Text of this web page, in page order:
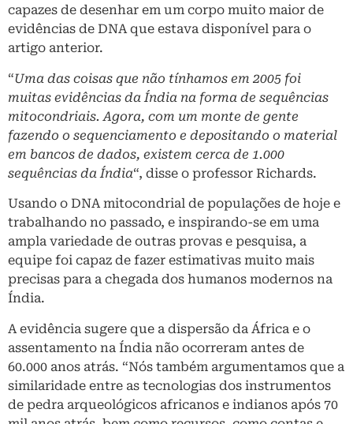
capazes de desenhar em um corpo muito maior de
evidências de DNA que estava disponível para o
artigo anterior.
“Uma das coisas que não tínhamos em 2005 foi
muitas evidências da Índia na forma de sequências
mitocondriais. Agora, com um monte de gente
fazendo o sequenciamento e depositando o material
em bancos de dados, existem cerca de 1.000
sequências da Índia“, disse o professor Richards.
Usando o DNA mitocondrial de populações de hoje e
trabalhando no passado, e inspirando-se em uma
ampla variedade de outras provas e pesquisa, a
equipe foi capaz de fazer estimativas muito mais
precisas para a chegada dos humanos modernos na
Índia.
A evidência sugere que a dispersão da África e o
assentamento na Índia não ocorreram antes de
60.000 anos atrás. “Nós também argumentamos que a
similaridade entre as tecnologias dos instrumentos
de pedra arqueológicos africanos e indianos após 70